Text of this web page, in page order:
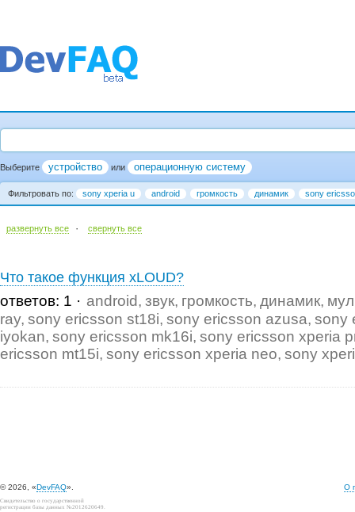
Выберите устройство или операционную систему
Фильтровать по: sony xperia u android громкость динамик sony
развернуть все · cвернуть все
Что такое функция xLOUD?
ответов: 1 android звук громкость динамик
ray sony ericsson st18i sony ericsson azusa sony
iyokan sony ericsson mk16i sony ericsson xperia
ericsson mt15i sony ericsson xperia neo sony
© 2026, «DevFAQ». О
Свидетельство о государственной
регистрации базы данных №2012620649.